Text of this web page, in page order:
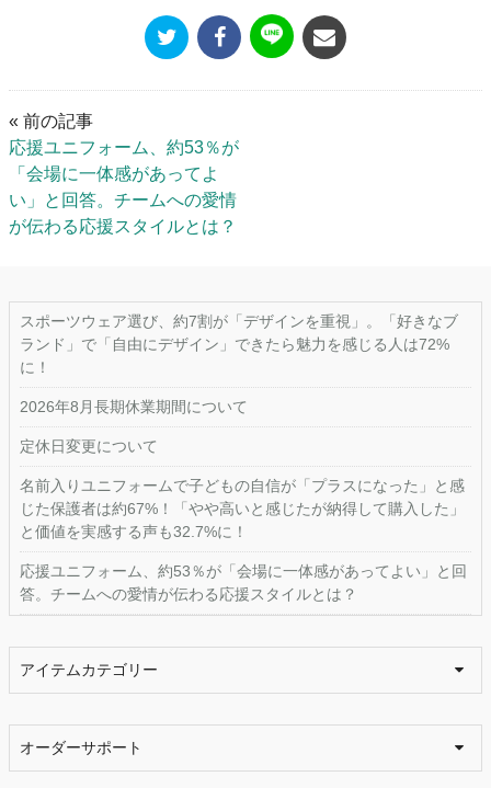
« 前の記事
応援ユニフォーム、約53％が
「会場に一体感があってよ
い」と回答。チームへの愛情
が伝わる応援スタイルとは？
スポーツウェア選び、約7割が「デザインを重視」。「好きなブ
ランド」で「自由にデザイン」できたら魅力を感じる人は72%
に！
2026年8月長期休業期間について
定休日変更について
名前入りユニフォームで子どもの自信が「プラスになった」と感
じた保護者は約67%！「やや高いと感じたが納得して購入した」
と価値を実感する声も32.7%に！
応援ユニフォーム、約53％が「会場に一体感があってよい」と回
答。チームへの愛情が伝わる応援スタイルとは？
アイテムカテゴリー
オーダーサポート